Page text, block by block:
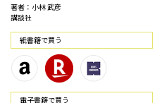
著者：小林 武彦
講談社
紙書籍で買う
電⼦書籍で買う